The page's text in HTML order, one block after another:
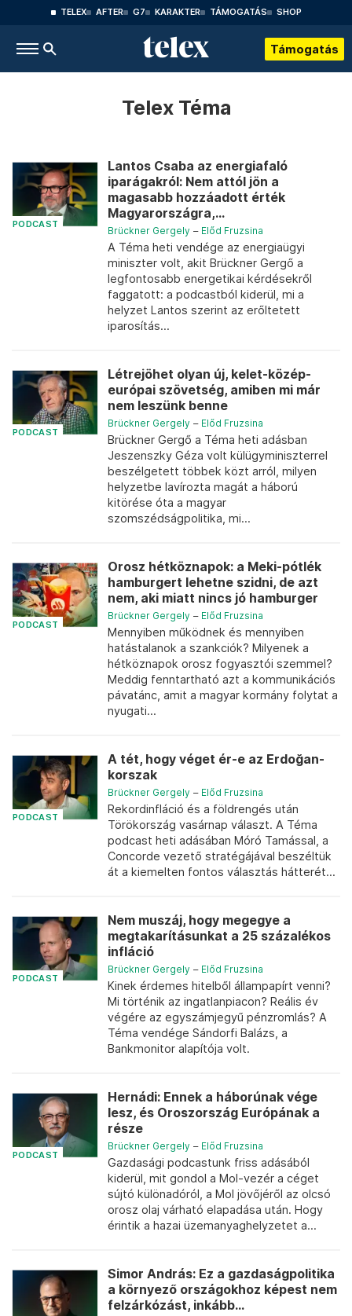
TELEX AFTER G7 KARAKTER TÁMOGATÁS SHOP
Támogatás
Telex Téma
PODCAST
Lantos Csaba az energiafaló
iparágakról: Nem attól jön a
magasabb hozzáadott érték
Magyarországra,...
Brückner Gergely – Előd Fruzsina
A Téma heti vendége az energiaügyi
miniszter volt, akit Brückner Gergő a
legfontosabb energetikai kérdésekről
faggatott: a podcastból kiderül, mi a
helyzet Lantos szerint az erőltetett
iparosítás...
PODCAST
Létrejöhet olyan új, kelet-közép-
európai szövetség, amiben mi már
nem leszünk benne
Brückner Gergely – Előd Fruzsina
Brückner Gergő a Téma heti adásban
Jeszenszky Géza volt külügyminiszterrel
beszélgetett többek közt arról, milyen
helyzetbe lavírozta magát a háború
kitörése óta a magyar
szomszédságpolitika, mi...
PODCAST
Orosz hétköznapok: a Meki-pótlék
hamburgert lehetne szidni, de azt
nem, aki miatt nincs jó hamburger
Brückner Gergely – Előd Fruzsina
Mennyiben működnek és mennyiben
hatástalanok a szankciók? Milyenek a
hétköznapok orosz fogyasztói szemmel?
Meddig fenntartható azt a kommunikációs
pávatánc, amit a magyar kormány folytat a
nyugati...
PODCAST
A tét, hogy véget ér-e az Erdoğan-
korszak
Brückner Gergely – Előd Fruzsina
Rekordinfláció és a földrengés után
Törökország vasárnap választ. A Téma
podcast heti adásában Móró Tamással, a
Concorde vezető stratégájával beszéltük
át a kiemelten fontos választás hátterét...
PODCAST
Nem muszáj, hogy megegye a
megtakarításunkat a 25 százalékos
infláció
Brückner Gergely – Előd Fruzsina
Kinek érdemes hitelből állampapírt venni?
Mi történik az ingatlanpiacon? Reális év
végére az egyszámjegyű pénzromlás? A
Téma vendége Sándorfi Balázs, a
Bankmonitor alapítója volt.
PODCAST
Hernádi: Ennek a háborúnak vége
lesz, és Oroszország Európának a
része
Brückner Gergely – Előd Fruzsina
Gazdasági podcastunk friss adásából
kiderül, mit gondol a Mol-vezér a céget
sújtó különadóról, a Mol jövőjéről az olcsó
orosz olaj várható elapadása után. Hogy
érintik a hazai üzemanyaghelyzetet a...
Simor András: Ez a gazdaságpolitika
a környező országokhoz képest nem
felzárkózást, inkább...